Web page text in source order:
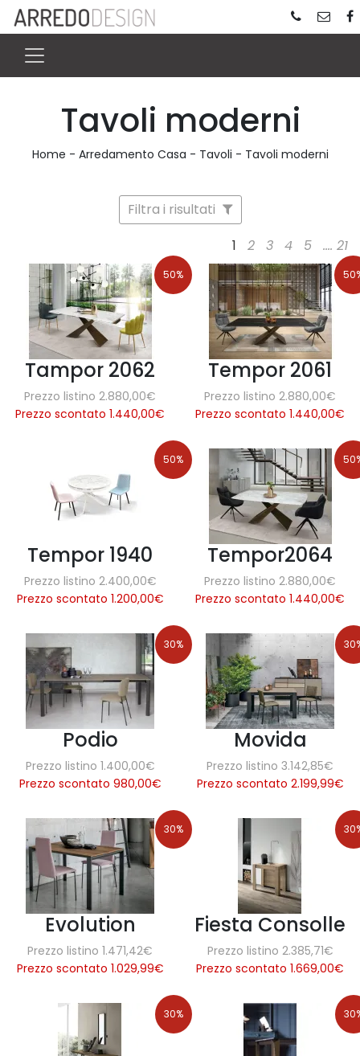
Tavoli moderni
Home - Arredamento Casa - Tavoli - Tavoli moderni
Filtra i risultati
1
2 3 4 5 .... 21
50%
Tampor 2062
Prezzo listino 2.880,00€
Prezzo scontato 1.440,00€
Tempor 2061
Prezzo listino 2.880,00€
Prezzo scontato 1.440,00€
50%
Tempor 1940
Prezzo listino 2.400,00€
Prezzo scontato 1.200,00€
Tempor2064
Prezzo listino 2.880,00€
Prezzo scontato 1.440,00€
30%
Podio
Prezzo listino 1.400,00€
Prezzo scontato 980,00€
Movida
Prezzo listino 3.142,85€
Prezzo scontato 2.199,99€
30%
Evolution
Prezzo listino 1.471,42€
Prezzo scontato 1.029,99€
Fiesta Consolle
Prezzo listino 2.385,71€
Prezzo scontato 1.669,00€
30%